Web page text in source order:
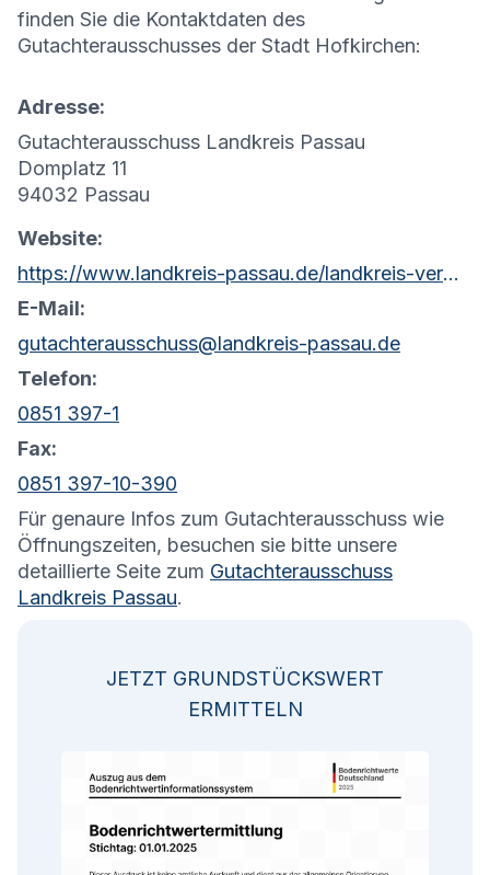
finden Sie die Kontaktdaten des
Gutachterausschusses der Stadt Hofkirchen:
Adresse:
Gutachterausschuss Landkreis Passau
Domplatz 11
94032 Passau
Website:
https://www.landkreis-passau.de/landkreis-verwaltung-politik/bauwesen-onlineservices/gutachterausschuss/
E-Mail:
gutachterausschuss@landkreis-passau.de
Telefon:
0851 397-1
Fax:
0851 397-10-390
Für genaure Infos zum Gutachterausschuss wie
Öffnungszeiten, besuchen sie bitte unsere
detaillierte Seite zum Gutachterausschuss
Landkreis Passau.
JETZT GRUNDSTÜCKSWERT
ERMITTELN